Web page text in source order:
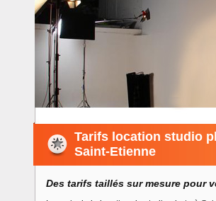
Tarifs location studio
Saint-Etienne
Des tarifs taillés sur mesure pour